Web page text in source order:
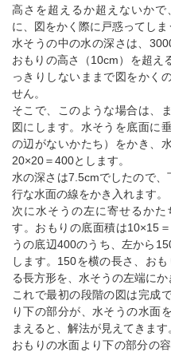
高さを超えるか超えないか
に、図をかく際に戸惑ってしま
水そうの中の水の深さは、
おもりの高さ（10cm）を超え
っきりしないままで図をかく
せん。
そこで、このような場合は、
図にします。水そうを底面に
の辺がないかたち）をかき、
20×20＝400とします。
水の深さは7.5cmでしたので
行な水面の線をかき入れます。
次に水そうの左に寄せるか
す。おもりの底面積は10×15
うの底辺400のうち、左から
します。150を横の長さ、お
る長方形を、水そうの左端にか
これで最初の段階の図は完成
り下の部分が、水そうの水面
まえると、解法が見えてきます
おもりの水面より下の部分の